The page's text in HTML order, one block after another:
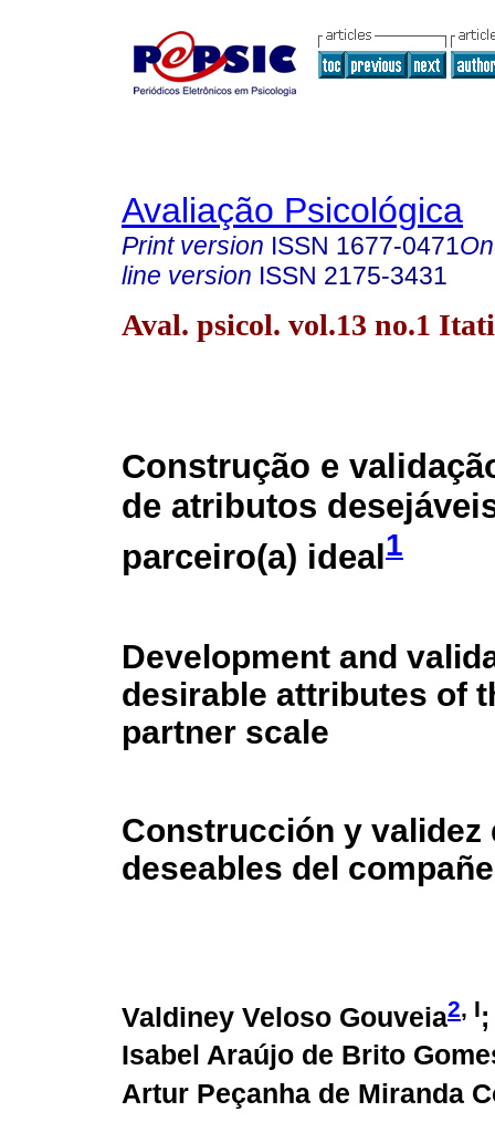
Avaliação Psicológica
Print version ISSN 1677-0471
line version ISSN 2175-3431
Aval. psicol. vol.13 no.1
Construção e
de atributos
parceiro(a) ideal1
Development and
desirable attributes of
partner scale
Construcción y validez
deseables del
Valdiney Veloso Gouveia2, I
Isabel Araújo de Brito
Artur Peçanha de Miranda